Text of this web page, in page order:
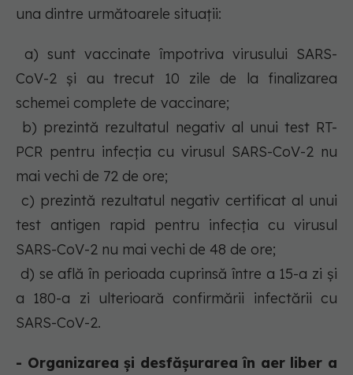
una dintre următoarele situații:
a) sunt vaccinate împotriva virusului SARS-
CoV-2 și au trecut 10 zile de la finalizarea
schemei complete de vaccinare;
b) prezintă rezultatul negativ al unui test RT-
PCR pentru infecția cu virusul SARS-CoV-2 nu
mai vechi de 72 de ore;
c) prezintă rezultatul negativ certificat al unui
test antigen rapid pentru infecția cu virusul
SARS-CoV-2 nu mai vechi de 48 de ore;
d) se află în perioada cuprinsă între a 15-a zi și
a 180-a zi ulterioară confirmării infectării cu
SARS-CoV-2.
- Organizarea și desfășurarea în aer liber a